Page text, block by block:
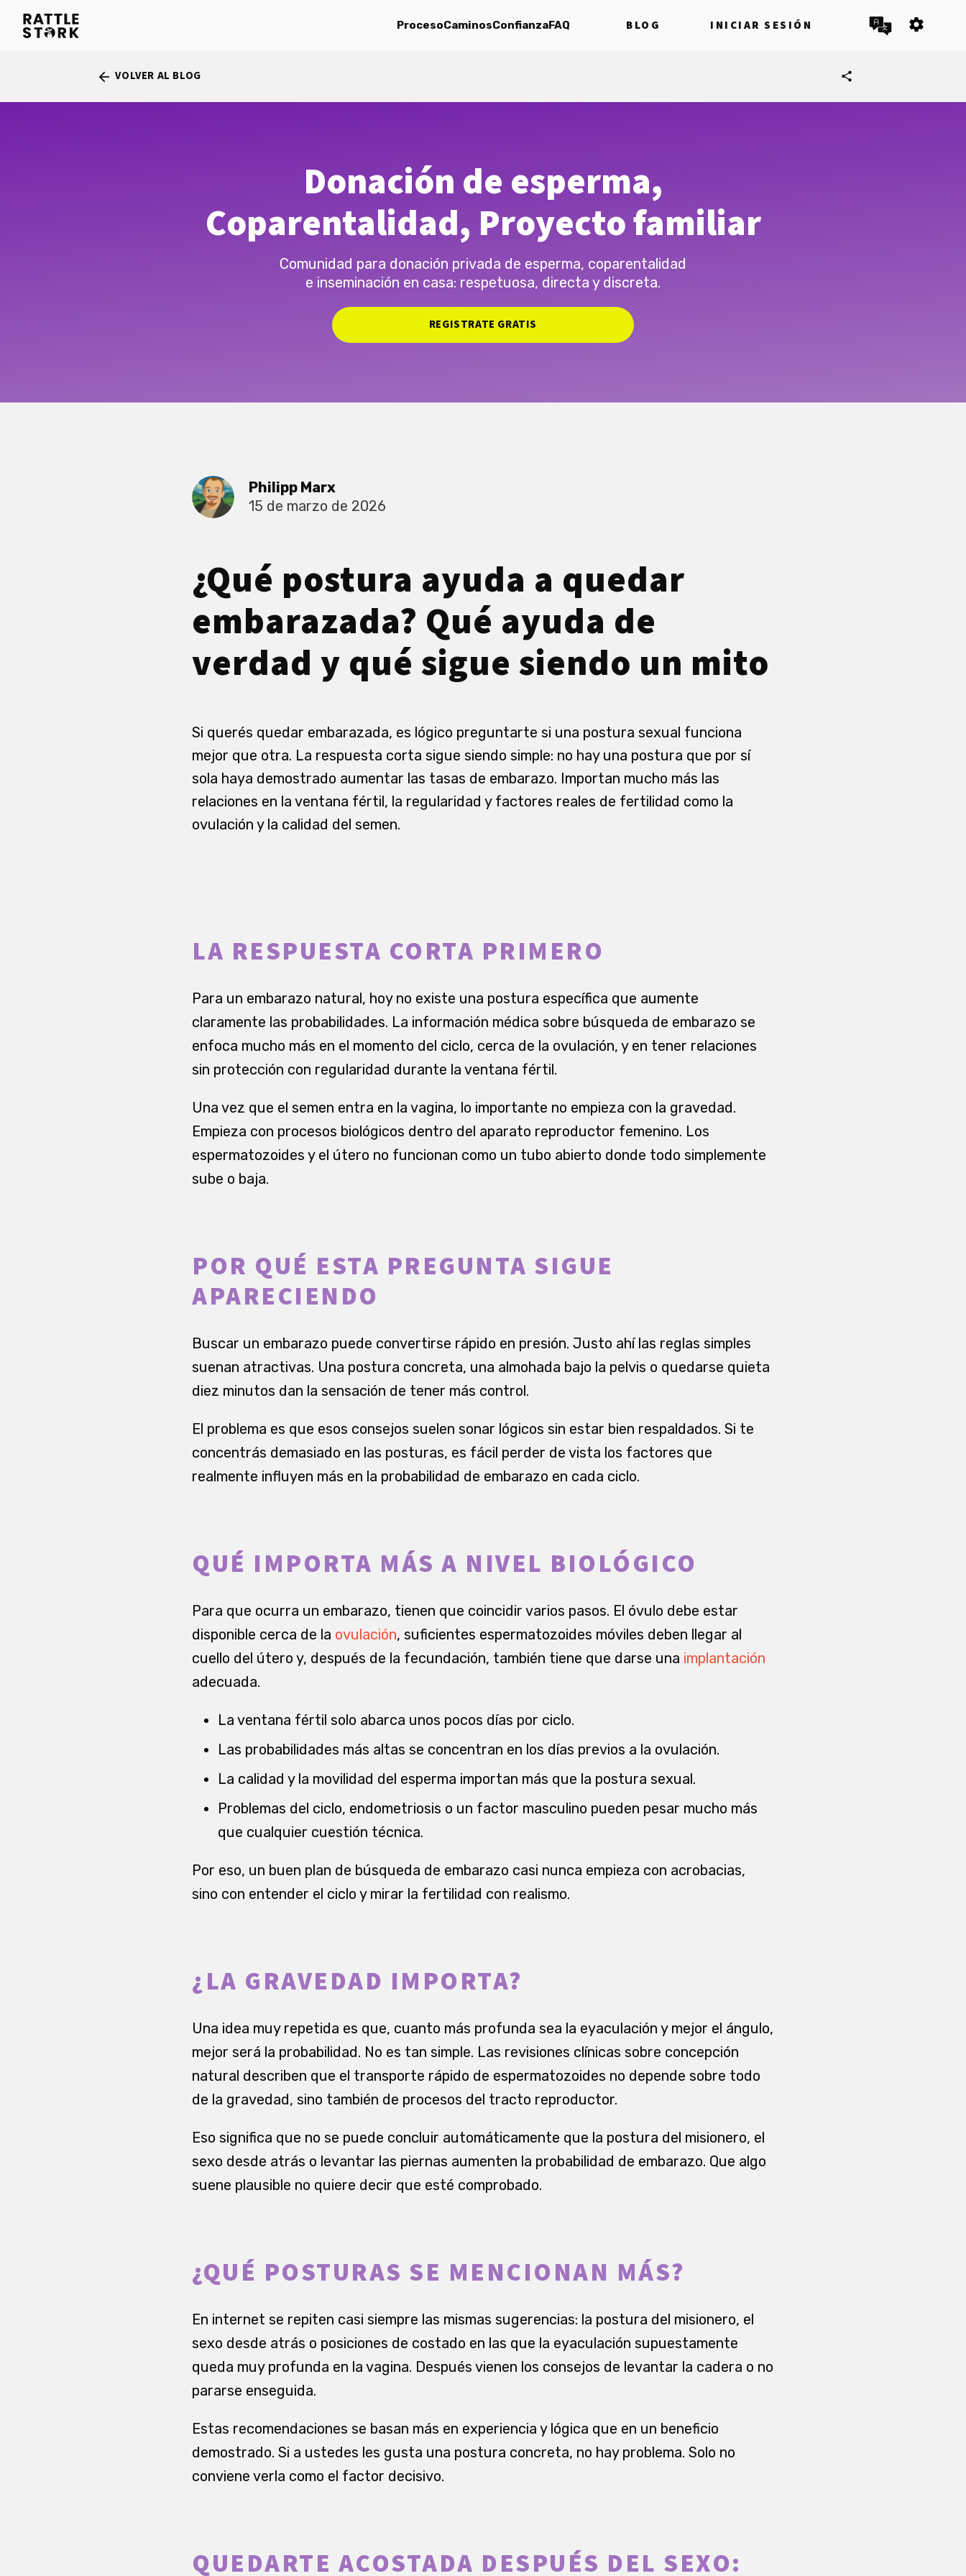
ProcesoCaminosConfianzaFAQ BLOG INICIAR SESIÓN settings
arrow_back VOLVER AL BLOG share
Donación de esperma,
Coparentalidad, Proyecto familiar
Comunidad para donación privada de esperma, coparentalidad
e inseminación en casa: respetuosa, directa y discreta.
REGISTRATE GRATIS
Philipp Marx
15 de marzo de 2026
¿Qué postura ayuda a quedar
embarazada? Qué ayuda de
verdad y qué sigue siendo un mito
Si querés quedar embarazada, es lógico preguntarte si una postura sexual funciona
mejor que otra. La respuesta corta sigue siendo simple: no hay una postura que por sí
sola haya demostrado aumentar las tasas de embarazo. Importan mucho más las
relaciones en la ventana fértil, la regularidad y factores reales de fertilidad como la
ovulación y la calidad del semen.
LA RESPUESTA CORTA PRIMERO
Para un embarazo natural, hoy no existe una postura específica que aumente
claramente las probabilidades. La información médica sobre búsqueda de embarazo se
enfoca mucho más en el momento del ciclo, cerca de la ovulación, y en tener relaciones
sin protección con regularidad durante la ventana fértil.
Una vez que el semen entra en la vagina, lo importante no empieza con la gravedad.
Empieza con procesos biológicos dentro del aparato reproductor femenino. Los
espermatozoides y el útero no funcionan como un tubo abierto donde todo simplemente
sube o baja.
POR QUÉ ESTA PREGUNTA SIGUE
APARECIENDO
Buscar un embarazo puede convertirse rápido en presión. Justo ahí las reglas simples
suenan atractivas. Una postura concreta, una almohada bajo la pelvis o quedarse quieta
diez minutos dan la sensación de tener más control.
El problema es que esos consejos suelen sonar lógicos sin estar bien respaldados. Si te
concentrás demasiado en las posturas, es fácil perder de vista los factores que
realmente influyen más en la probabilidad de embarazo en cada ciclo.
QUÉ IMPORTA MÁS A NIVEL BIOLÓGICO
Para que ocurra un embarazo, tienen que coincidir varios pasos. El óvulo debe estar
disponible cerca de la ovulación, suficientes espermatozoides móviles deben llegar al
cuello del útero y, después de la fecundación, también tiene que darse una implantación
adecuada.
La ventana fértil solo abarca unos pocos días por ciclo.
Las probabilidades más altas se concentran en los días previos a la ovulación.
La calidad y la movilidad del esperma importan más que la postura sexual.
Problemas del ciclo, endometriosis o un factor masculino pueden pesar mucho más
que cualquier cuestión técnica.
Por eso, un buen plan de búsqueda de embarazo casi nunca empieza con acrobacias,
sino con entender el ciclo y mirar la fertilidad con realismo.
¿LA GRAVEDAD IMPORTA?
Una idea muy repetida es que, cuanto más profunda sea la eyaculación y mejor el ángulo,
mejor será la probabilidad. No es tan simple. Las revisiones clínicas sobre concepción
natural describen que el transporte rápido de espermatozoides no depende sobre todo
de la gravedad, sino también de procesos del tracto reproductor.
Eso significa que no se puede concluir automáticamente que la postura del misionero, el
sexo desde atrás o levantar las piernas aumenten la probabilidad de embarazo. Que algo
suene plausible no quiere decir que esté comprobado.
¿QUÉ POSTURAS SE MENCIONAN MÁS?
En internet se repiten casi siempre las mismas sugerencias: la postura del misionero, el
sexo desde atrás o posiciones de costado en las que la eyaculación supuestamente
queda muy profunda en la vagina. Después vienen los consejos de levantar la cadera o no
pararse enseguida.
Estas recomendaciones se basan más en experiencia y lógica que en un beneficio
demostrado. Si a ustedes les gusta una postura concreta, no hay problema. Solo no
conviene verla como el factor decisivo.
QUEDARTE ACOSTADA DESPUÉS DEL SEXO: